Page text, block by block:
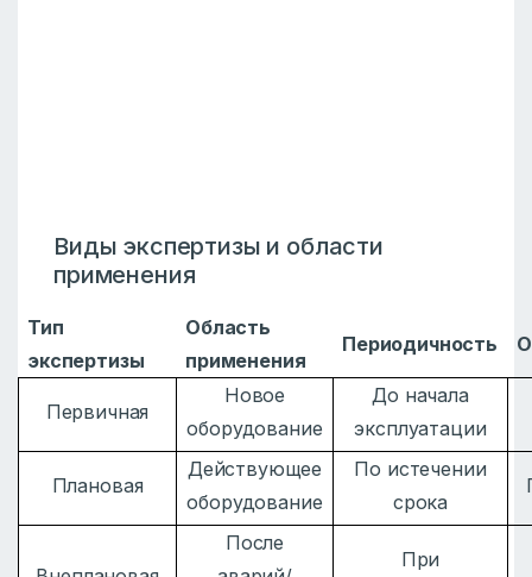
Виды экспертизы и области
применения
Тип
экспертизы
Область
применения
Периодичность
Первичная
Новое
оборудование
До начала
эксплуатации
Плановая
Действующее
оборудование
По истечении
срока
После
При